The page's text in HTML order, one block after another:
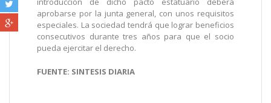
aprobarse por la junta general, con unos requisitos
especiales. La sociedad tendrá que lograr beneficios
consecutivos durante tres años para que el socio
pueda ejercitar el derecho.
FUENTE: SINTESIS DIARIA